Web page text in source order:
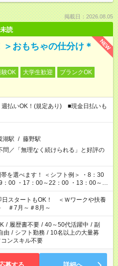
掲載日：2026.08.05
未読
NEW
おもちゃの仕分け＊
験OK 大学生歓迎
ブランクOK
払いOK！(規定あり) ■現金日払いも
湖駅 / 藤野駅
問／「無理なく続けられる」と好評の
：00 ・17：00～22：00 ・13：00～
00 など
日スタートもOK！ ＜Ｗワークや扶養
＃7月～＃8月～
/ 履歴書不要 / 40～50代活躍中 / 副
由 / シフト勤務 / 10名以上の大量募
ンスキル不要